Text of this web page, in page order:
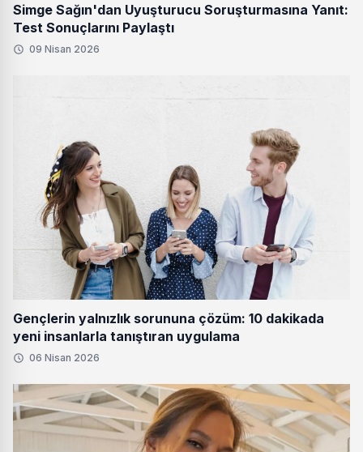
Simge Sağın'dan Uyuşturucu Soruşturmasına Yanıt:
Test Sonuçlarını Paylaştı
09 Nisan 2026
Gençlerin yalnızlık sorununa çözüm: 10 dakikada
yeni insanlarla tanıştıran uygulama
06 Nisan 2026